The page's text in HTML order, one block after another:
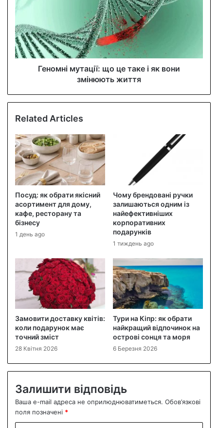
Геномні мутації: що це таке і як вони
змінюють життя
Related Articles
Посуд: як обрати якісний
асортимент для дому,
кафе, ресторану та
бізнесу
1 день ago
Чому брендовані ручки
залишаються одним із
найефективніших
корпоративних
подарунків
1 тиждень ago
Замовити доставку квітів:
коли подарунок має
точний зміст
28 Квітня 2026
Тури на Кіпр: як обрати
найкращий відпочинок на
острові сонця та моря
6 Березня 2026
Залишити відповідь
Ваша e-mail адреса не оприлюднюватиметься. Обов’язкові
поля позначені *